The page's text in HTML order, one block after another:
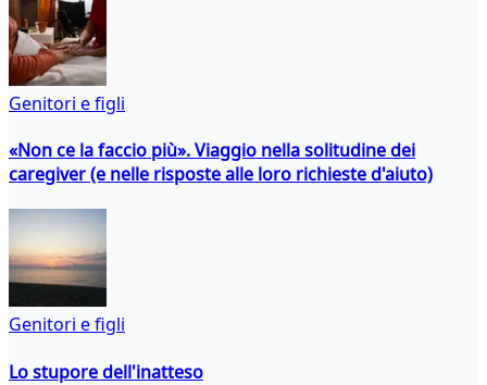
Genitori e figli
«Non ce la faccio più». Viaggio nella solitudine dei
caregiver (e nelle risposte alle loro richieste d'aiuto)
Genitori e figli
Lo stupore dell'inatteso